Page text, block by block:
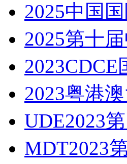
2025中国
2025第十
2023粤港
UDE2023
MDT2023